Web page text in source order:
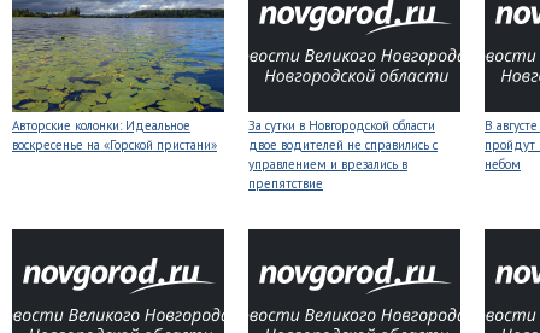
Авторские колонки: Идеальное
воскресенье на «Горской пристани»
За сутки в Новгородской области
двое водителей не справились с
управлением и врезались в
препятствие
В
небом